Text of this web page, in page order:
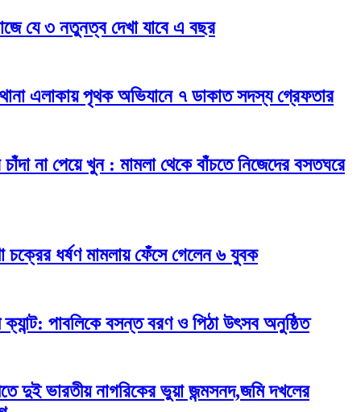
যে ৩ নতুনত্ব দেখা যাবে এ বছর
থানা এলাকায় পৃথক অভিযানে ৭ ডাকাত সদস্য গ্রেফতার
চাঁদা না পেয়ে খুন : মামলা থেকে বাঁচতে নিজেদের বসতঘরে
চক্রের ধর্ষণ মামলায় ফেঁসে গেলেন ৬ যুবক
ক্যান্ট: পাবলিকে বসন্ত বরণ ও পিঠা উৎসব অনুষ্ঠিত
দুই ভারতীয় নাগরিকের ভুয়া জন্মসনদ,জমি দখলের